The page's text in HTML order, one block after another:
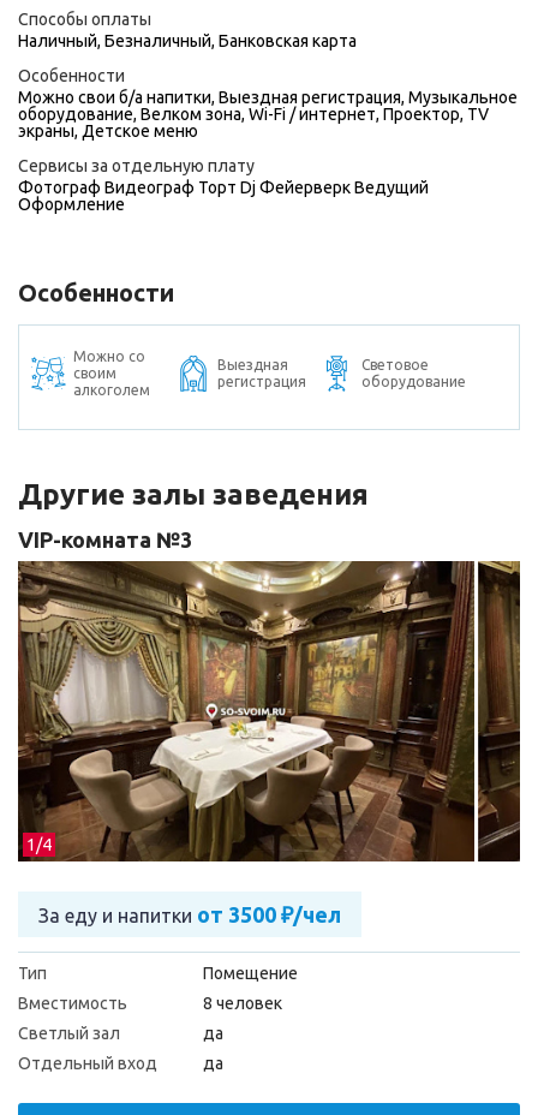
Способы оплаты
Наличный, Безналичный, Банковская карта
Особенности
Можно свои б/а напитки, Выездная регистрация, Музыкальное
оборудование, Велком зона, Wi-Fi / интернет, Проектор, TV
экраны, Детское меню
Сервисы за отдельную плату
Фотограф Видеограф Торт DjФейерверкВедущий
Оформление
Особенности
Можно со
своим
алкоголем
Выездная
регистрация
Световое
оборудование
Другие залы заведения
1/4
VIP-комната №3
За еду и напитки от 3500 ₽/чел
Тип
Помещение
Вместимость
8 человек
Светлый зал
да
Отдельный вход
да